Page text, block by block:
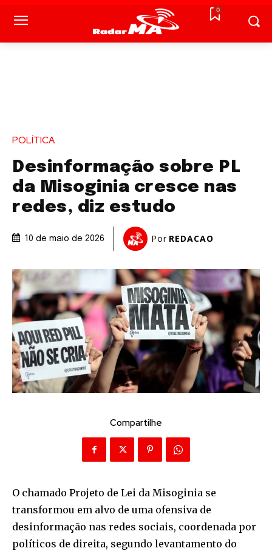
0
POLÍTICA
Desinformação sobre PL
da Misoginia cresce nas
redes, diz estudo
10 de maio de 2026 Por REDACAO
Compartilhe
O chamado Projeto de Lei da Misoginia se
transformou em alvo de uma ofensiva de
desinformação nas redes sociais, coordenada por
políticos de direita, segundo levantamento do